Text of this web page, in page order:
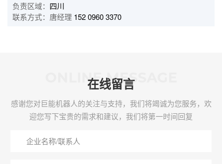
负责区域： 四川
联系方式：唐经理 152 0960 3370
ONLINE MESSAGE
在线留言
感谢您对巨能机器人的关注与支持，我们将竭诚为您服务，欢
迎您写下宝贵的需求和建议，我们将第一时间回复